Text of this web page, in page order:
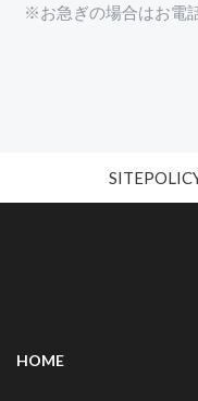
※お急ぎの場合はお電
HOME